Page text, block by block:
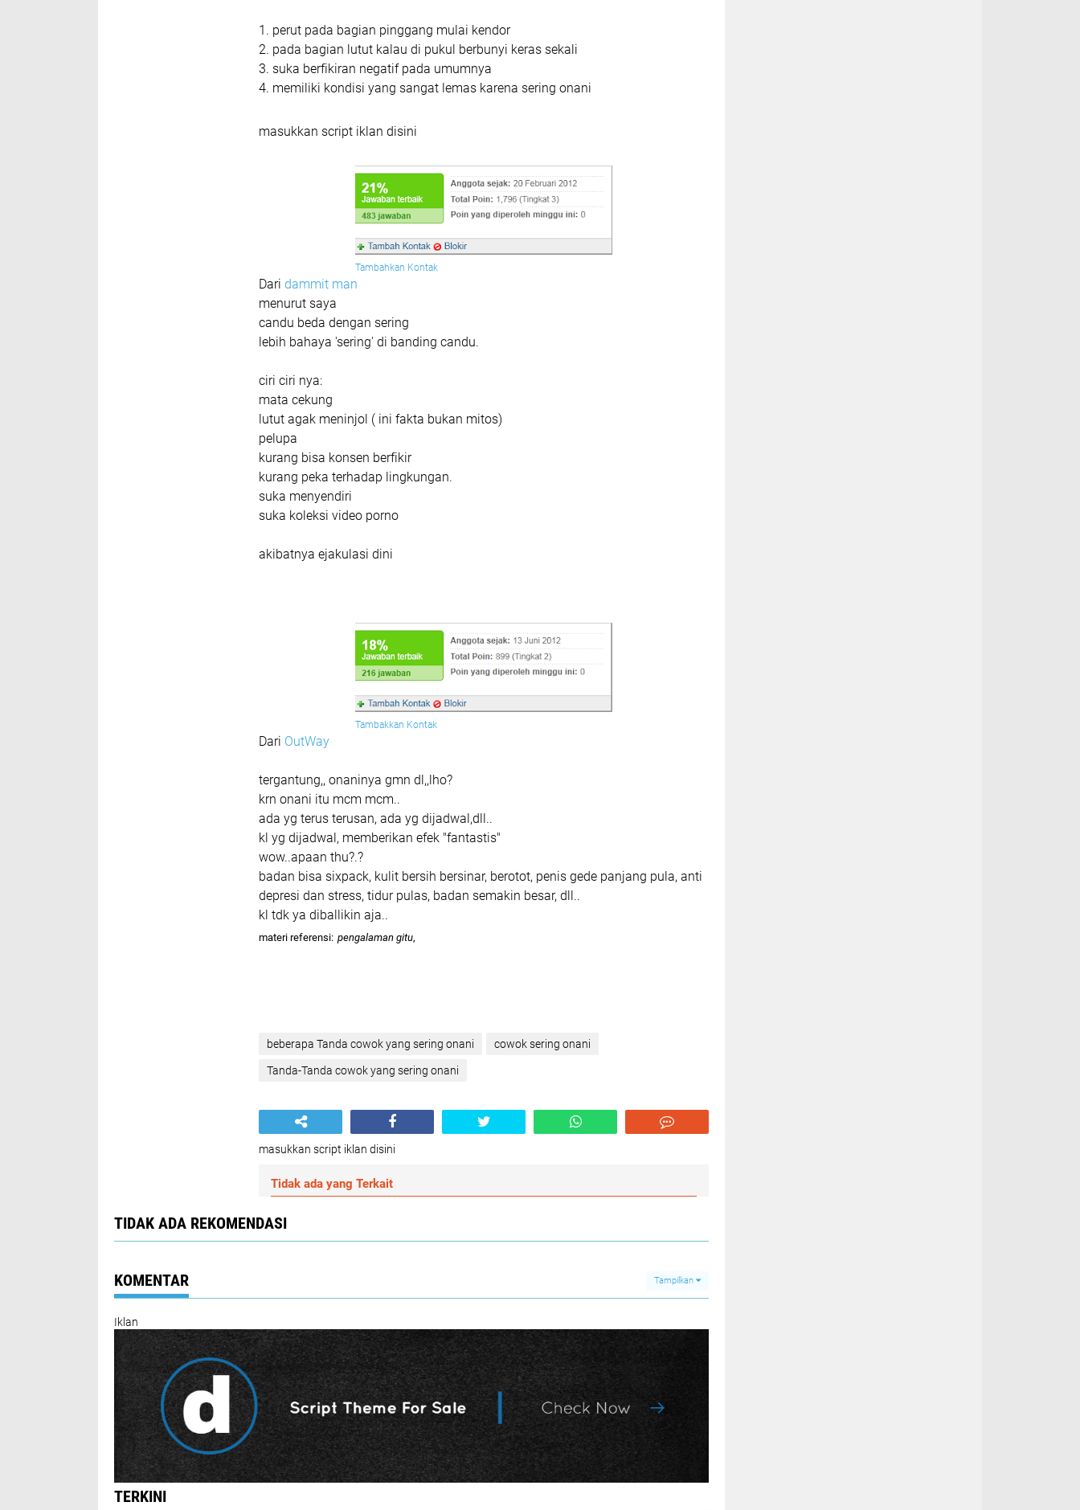
1. perut pada bagian pinggang mulai kendor
2. pada bagian lutut kalau di pukul berbunyi keras sekali
3. suka berfikiran negatif pada umumnya
4. memiliki kondisi yang sangat lemas karena sering onani
masukkan script iklan disini
Tambahkan Kontak
Dari dammit man
menurut saya
candu beda dengan sering
lebih bahaya 'sering' di banding candu.
ciri ciri nya:
mata cekung
lutut agak meninjol ( ini fakta bukan mitos)
pelupa
kurang bisa konsen berfikir
kurang peka terhadap lingkungan.
suka menyendiri
suka koleksi video porno
akibatnya ejakulasi dini
Tambakkan Kontak
Dari OutWay
tergantung,, onaninya gmn dl,,lho?
krn onani itu mcm mcm..
ada yg terus terusan, ada yg dijadwal,dll..
kl yg dijadwal, memberikan efek "fantastis"
wow..apaan thu?.?
badan bisa sixpack, kulit bersih bersinar, berotot, penis gede panjang pula, anti
depresi dan stress, tidur pulas, badan semakin besar, dll..
kl tdk ya diballikin aja..
materi referensi: pengalaman gitu,
beberapa Tanda cowok yang sering onani cowok sering onani
Tanda-Tanda cowok yang sering onani
masukkan script iklan disini
Tidak ada yang Terkait
TIDAK ADA REKOMENDASI
KOMENTAR Tampilkan
Iklan
TERKINI